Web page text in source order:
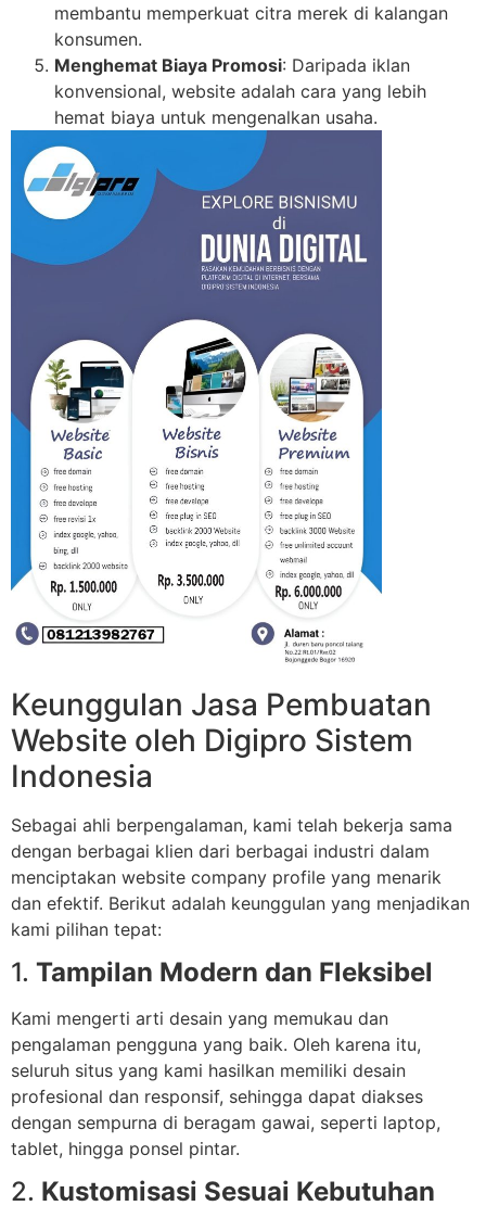
membantu memperkuat citra merek di kalangan
konsumen.
Menghemat Biaya Promosi: Daripada iklan
konvensional, website adalah cara yang lebih
hemat biaya untuk mengenalkan usaha.
Keunggulan Jasa Pembuatan
Website oleh Digipro Sistem
Indonesia
Sebagai ahli berpengalaman, kami telah bekerja sama
dengan berbagai klien dari berbagai industri dalam
menciptakan website company profile yang menarik
dan efektif. Berikut adalah keunggulan yang menjadikan
kami pilihan tepat:
1. Tampilan Modern dan Fleksibel
Kami mengerti arti desain yang memukau dan
pengalaman pengguna yang baik. Oleh karena itu,
seluruh situs yang kami hasilkan memiliki desain
profesional dan responsif, sehingga dapat diakses
dengan sempurna di beragam gawai, seperti laptop,
tablet, hingga ponsel pintar.
2. Kustomisasi Sesuai Kebutuhan